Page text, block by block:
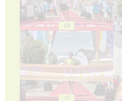
69
71